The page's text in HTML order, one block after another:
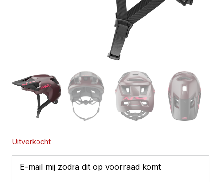
Uitverkocht
E-mail mij zodra dit op voorraad komt